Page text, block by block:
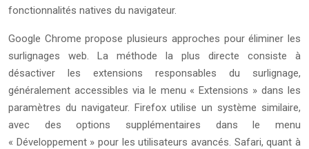
fonctionnalités natives du navigateur.
Google Chrome propose plusieurs approches pour éliminer les
surlignages web. La méthode la plus directe consiste à
désactiver les extensions responsables du surlignage,
généralement accessibles via le menu « Extensions » dans les
paramètres du navigateur. Firefox utilise un système similaire,
avec des options supplémentaires dans le menu
« Développement » pour les utilisateurs avancés. Safari, quant à